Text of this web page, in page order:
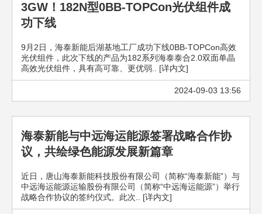
3GW！182N型0BB-TOPCon光伏组件成
功下线
9月2日，海泰新能后湖基地工厂成功下线0BB-TOPCon高效
光伏组件，此次下线的产品为182系列海泰泰合2.0双面单晶
高效光伏组件，具有高可靠、更优弱.. [详内文]
2024-09-03 13:56
海泰新能与中远海运能源签署战略合作协
议，共绘绿色能源发展新篇章
近日，唐山海泰新能科技股份有限公司（简称“海泰新能”）与
中远海运能源运输股份有限公司（简称“中远海运能源”）举行
战略合作协议的签约仪式。此次.. [详内文]